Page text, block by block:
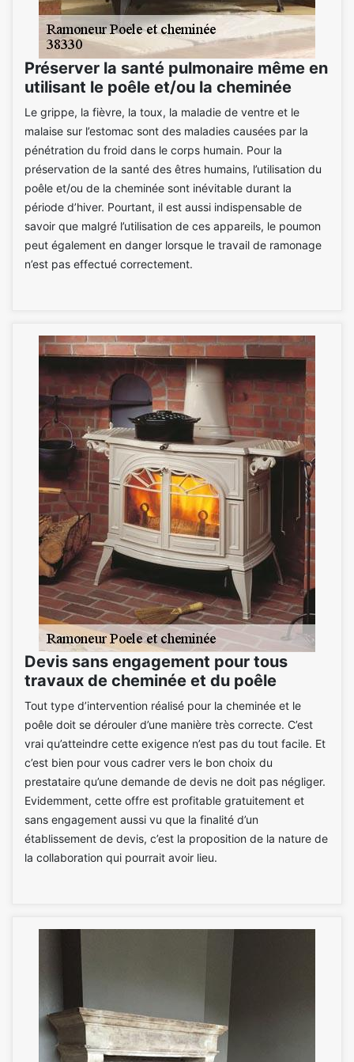
Préserver la santé pulmonaire même en
utilisant le poêle et/ou la cheminée
Le grippe, la fièvre, la toux, la maladie de ventre et le
malaise sur l’estomac sont des maladies causées par la
pénétration du froid dans le corps humain. Pour la
préservation de la santé des êtres humains, l’utilisation du
poêle et/ou de la cheminée sont inévitable durant la
période d’hiver. Pourtant, il est aussi indispensable de
savoir que malgré l’utilisation de ces appareils, le poumon
peut également en danger lorsque le travail de ramonage
n’est pas effectué correctement.
Devis sans engagement pour tous
travaux de cheminée et du poêle
Tout type d’intervention réalisé pour la cheminée et le
poêle doit se dérouler d’une manière très correcte. C’est
vrai qu’atteindre cette exigence n’est pas du tout facile. Et
c’est bien pour vous cadrer vers le bon choix du
prestataire qu’une demande de devis ne doit pas négliger.
Evidemment, cette offre est profitable gratuitement et
sans engagement aussi vu que la finalité d’un
établissement de devis, c’est la proposition de la nature de
la collaboration qui pourrait avoir lieu.